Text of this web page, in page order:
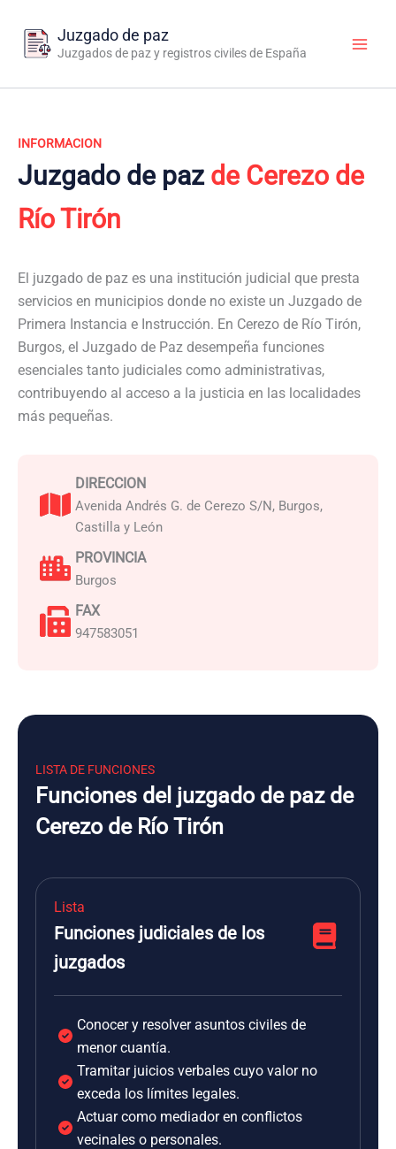
contenido
Juzgado de paz
Juzgados de paz y registros civiles de España
INFORMACION
Juzgado de paz de Cerezo de
Río Tirón
El juzgado de paz es una institución judicial que presta
servicios en municipios donde no existe un Juzgado de
Primera Instancia e Instrucción. En Cerezo de Río Tirón,
Burgos, el Juzgado de Paz desempeña funciones
esenciales tanto judiciales como administrativas,
contribuyendo al acceso a la justicia en las localidades
más pequeñas.
DIRECCION
Avenida Andrés G. de Cerezo S/N, Burgos,
Castilla y León
PROVINCIA
Burgos
FAX
947583051
LISTA DE FUNCIONES
Funciones del juzgado de paz de
Cerezo de Río Tirón
Lista
Funciones judiciales de los
juzgados
Conocer y resolver asuntos civiles de
menor cuantía.
Tramitar juicios verbales cuyo valor no
exceda los límites legales.
Actuar como mediador en conflictos
vecinales o personales.